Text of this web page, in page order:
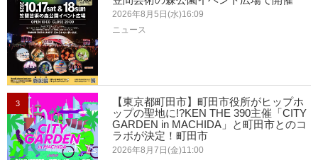
2026年8月5日(水)16:09
ニュース
3
【東京都町田市】町田市役所がヒップホ
ップの聖地に!?KEN THE 390主催「CITY
GARDEN in MACHIDA」と町田市とのコ
ラボが決定！町田市
2026年8月7日(金)11:00